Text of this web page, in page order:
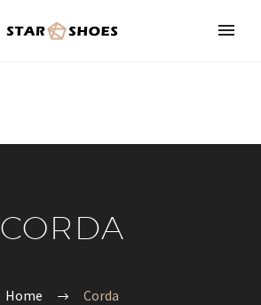
CORDA
Home Corda